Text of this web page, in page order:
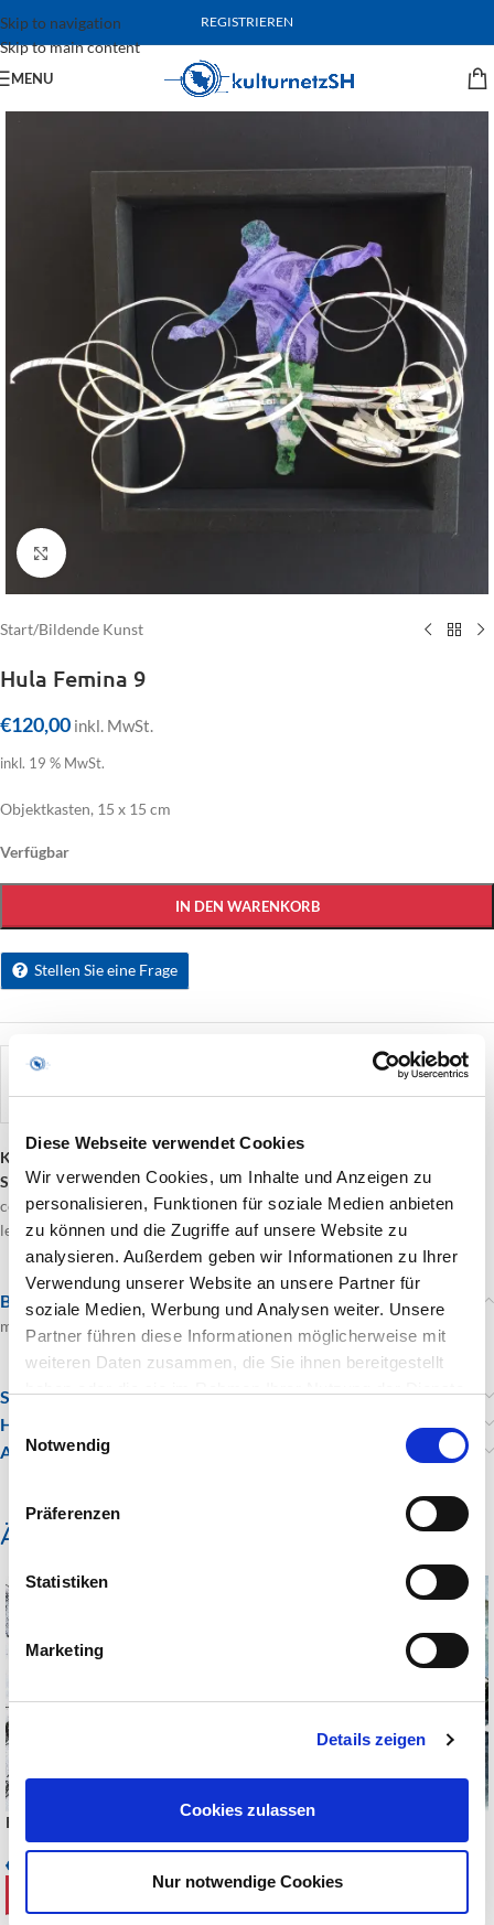
Diese Webseite verwendet Cookies
Wir verwenden Cookies, um Inhalte und Anzeigen zu
personalisieren, Funktionen für soziale Medien anbieten
zu können und die Zugriffe auf unsere Website zu
analysieren. Außerdem geben wir Informationen zu Ihrer
Verwendung unserer Website an unsere Partner für
soziale Medien, Werbung und Analysen weiter. Unsere
Partner führen diese Informationen möglicherweise mit
weiteren Daten zusammen, die Sie ihnen bereitgestellt
Einwilligungsauswahl
Notwendig
Präferenzen
Statistiken
Marketing
Details zeigen
Cookies zulassen
Nur notwendige Cookies
Skip to navigation
Skip to main content
REGISTRIEREN
MENU
Click to enlarge
Start/Bildende Kunst
Hula Femina 9
€120,00 inkl. MwSt.
inkl. 19 % MwSt.
Objektkasten, 15 x 15 cm
Verfügbar
IN DEN WARENKORB
Stellen Sie eine Frage
Kategorie:
Schlagwörter:Norden,Corinnakrausnaujeck, Malerei,kraus-naujeck
corinna,Grafik, corinna-kraus-naujeck Objekt, CorinnaKraus-Naujeck
leckerkunst, Objektkasten,mixed media, Seekarte
Beschreibung
mixed media
Standort
Hinweise zu Versand, Widerrufsrecht und AGBs
Anfragen
Ähnliche Produkte
Fubuki 1
€
Essenz Norden 1